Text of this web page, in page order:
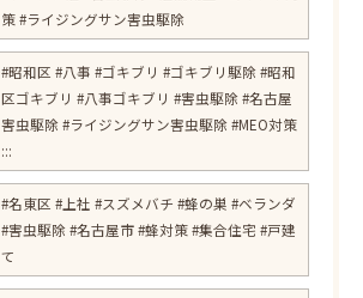
策 #ライジングサン害虫駆除
#昭和区 #八事 #ゴキブリ #ゴキブリ駆除 #昭和
区ゴキブリ #八事ゴキブリ #害虫駆除 #名古屋
害虫駆除 #ライジングサン害虫駆除 #MEO対策
:::
#名東区 #上社 #スズメバチ #蜂の巣 #ベランダ
#害虫駆除 #名古屋市 #蜂対策 #集合住宅 #戸建
て